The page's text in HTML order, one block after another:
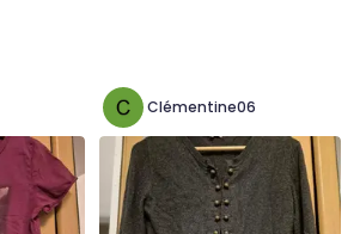
Clémentine06